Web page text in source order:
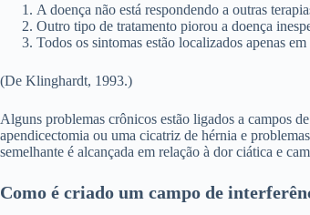
A doença não está respondendo a outras
Outro tipo de tratamento piorou a doença
Todos os sintomas estão localizados apenas
(De Klinghardt, 1993.)
Alguns problemas crônicos estão ligados a campos
apendicectomia ou uma cicatriz de hérnia e
semelhante é alcançada em relação à dor ciática e
Como é criado um campo de